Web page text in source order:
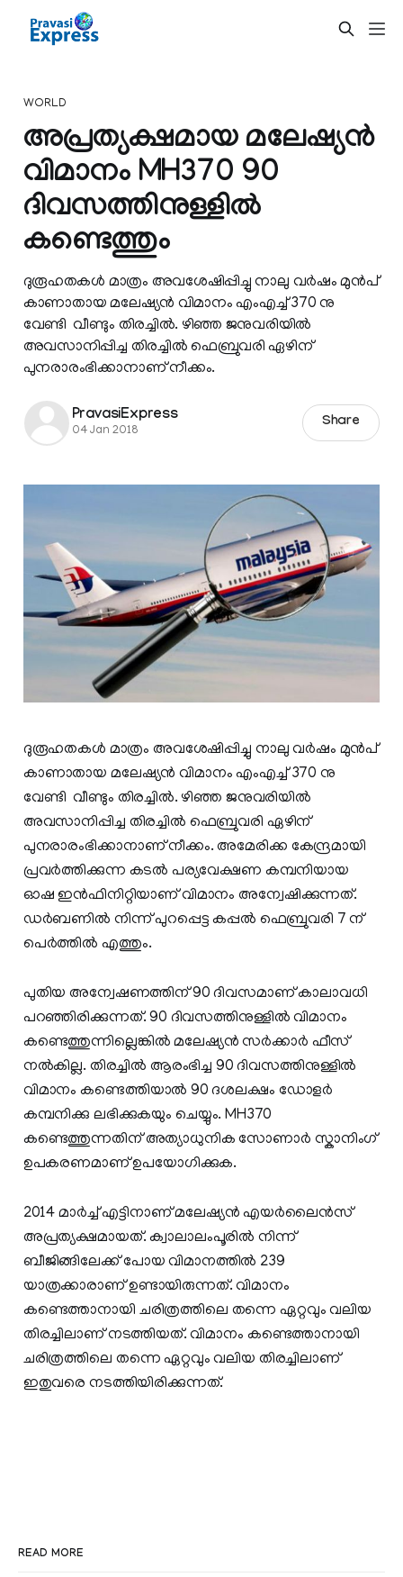
WORLD
അപ്രത്യക്ഷമായ മലേഷ്യന്‍
വിമാനം MH370 90
ദിവസത്തിനുള്ളിൽ
കണ്ടെത്തും
ദുരൂഹതകള്‍ മാത്രം അവശേഷിപ്പിച്ചു നാലു വർഷം മുൻപ്
കാണാതായ മലേഷ്യൻ വിമാനം എംഎച്ച് 370 നു
വേണ്ടി വീണ്ടും തിരച്ചിൽ. ഴിഞ്ഞ ജനുവരിയിൽ
അവസാനിപ്പിച്ച തിരച്ചിൽ ഫെബ്രുവരി ഏഴിന്
പുനരാരംഭിക്കാനാണ് നീക്കം.
PravasiExpress
04 Jan 2018
Share
ദുരൂഹതകള്‍ മാത്രം അവശേഷിപ്പിച്ചു നാലു വർഷം മുൻപ്
കാണാതായ മലേഷ്യൻ വിമാനം എംഎച്ച് 370 നു
വേണ്ടി വീണ്ടും തിരച്ചിൽ. ഴിഞ്ഞ ജനുവരിയിൽ
അവസാനിപ്പിച്ച തിരച്ചിൽ ഫെബ്രുവരി ഏഴിന്
പുനരാരംഭിക്കാനാണ് നീക്കം. അമേരിക്ക കേന്ദ്രമായി
പ്രവർത്തിക്കുന്ന കടൽ പര്യവേക്ഷണ കമ്പനിയായ
ഓഷ ഇൻഫിനിറ്റിയാണ് വിമാനം അന്വേഷിക്കുന്നത്.
ഡർബണിൽ നിന്ന് പുറപ്പെട്ട കപ്പൽ ഫെബ്രുവരി 7 ന്
പെർത്തിൽ എത്തും.
പുതിയ അന്വേഷണത്തിന് 90 ദിവസമാണ് കാലാവധി
പറഞ്ഞിരിക്കുന്നത്. 90 ദിവസത്തിനുള്ളില്‍ വിമാനം
കണ്ടെത്തുന്നില്ലെങ്കിൽ മലേഷ്യൻ സർക്കാർ ഫീസ്
നൽകില്ല. തിരച്ചിൽ ആരംഭിച്ച 90 ദിവസത്തിനുള്ളിൽ
വിമാനം കണ്ടെത്തിയാൽ 90 ദശലക്ഷം ഡോളർ
കമ്പനിക്കു ലഭിക്കുകയും ചെയ്യും. MH370
കണ്ടെത്തുന്നതിന് അത്യാധുനിക സോണാർ സ്കാനിംഗ്
ഉപകരണമാണ് ഉപയോഗിക്കുക.
2014 മാർച്ച് എട്ടിനാണ് മലേഷ്യൻ എയർലൈൻസ്
അപ്രത്യക്ഷമായത്. ക്വാലാലംപൂരിൽ നിന്ന്
ബീജിങ്ങിലേക്ക് പോയ വിമാനത്തിൽ 239
യാത്രക്കാരാണ് ഉണ്ടായിരുന്നത്. വിമാനം
കണ്ടെത്താനായി ചരിത്രത്തിലെ തന്നെ ഏറ്റവും വലിയ
തിരച്ചിലാണ് നടത്തിയത്. വിമാനം കണ്ടെത്താനായി
ചരിത്രത്തിലെ തന്നെ ഏറ്റവും വലിയ തിരച്ചിലാണ്
ഇതുവരെ നടത്തിയിരിക്കുന്നത്.
READ MORE